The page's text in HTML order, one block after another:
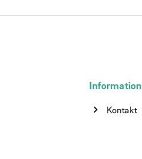
Information
Kontakt